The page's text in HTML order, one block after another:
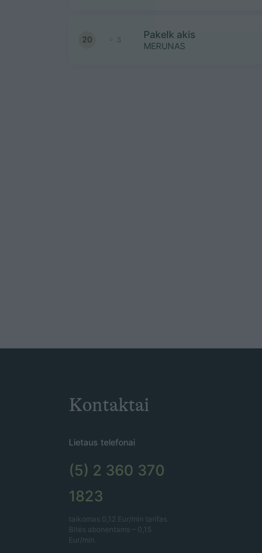
20 3 Pakelk akis
MERUNAS
Kontaktai
Lietaus telefonai
(5) 2 360 370
1823
taikomas 0,12 Eur/min tarifas.
Bitės abonentams – 0,15
Eur/min.